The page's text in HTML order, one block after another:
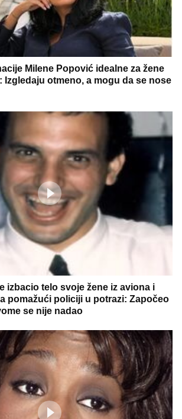
Milene Popović idealne za žene
Izgledaju otmeno, a mogu da se nose
izbacio telo svoje žene iz aviona i
pomažući policiji u potrazi: Započeo
se nije nadao